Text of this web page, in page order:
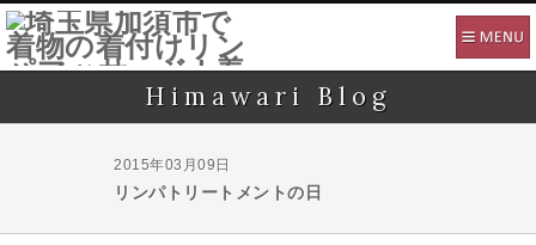
Himawari Blog
2015年03月09日
リンパトリートメントの日